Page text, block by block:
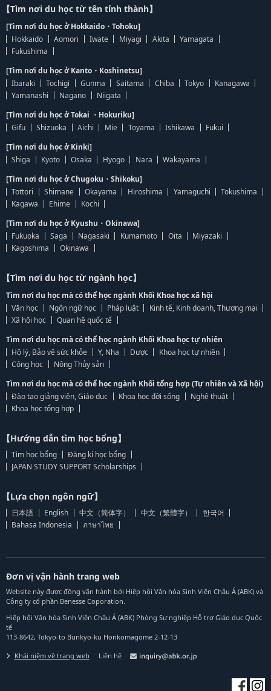
【Tìm nơi du học từ tên tỉnh thành】
[Tìm nơi du học ở Hokkaido・Tohoku]
Hokkaido
Aomori Iwate Miyagi Akita
Yamagata
Fukushima
[Tìm nơi du học ở Kanto・Koshinetsu]
Ibaraki
Tochigi Gunma Saitama Chiba Tokyo
Kanagawa
Yamanashi
Nagano
Niigata
[Tìm nơi du học ở Tokai ・Hokuriku]
Gifu
Shizuoka Aichi Mie Toyama Ishikawa
Fukui
[Tìm nơi du học ở Kinki]
Shiga
Kyoto Osaka Hyogo Nara
Wakayama
[Tìm nơi du học ở Chugoku・Shikoku]
Tottori
Shimane Okayama Hiroshima Yamaguchi
Tokushima
Kagawa
Ehime
Kochi
[Tìm nơi du học ở Kyushu・Okinawa]
Fukuoka
Saga Nagasaki Kumamoto Oita
Miyazaki
Kagoshima
Okinawa
【Tìm nơi du học từ ngành học】
Tìm nơi du học mà có thể học ngành Khối Khoa học xã hội
Văn học
Ngôn ngữ học Pháp luật
Kinh tế, Kinh doanh, Thương mại
Xã hội học
Quan hệ quốc tế
Tìm nơi du học mà có thể học ngành Khối Khoa học tự nhiên
Hộ lý, Bảo vệ sức khỏe
Y, Nha Dược
Khoa học tự nhiên
Công học
Nông Thủy sản
Tìm nơi du học mà có thể học ngành Khối tổng hợp (Tự nhiên và Xã hội)
Đào tạo giảng viên, Giáo dục
Khoa học đời sống
Nghệ thuật
Khoa học tổng hợp
【Hướng dẫn tìm học bổng】
Tìm học bổng
Đăng kí học bổng
JAPAN STUDY SUPPORT Scholarships
【Lựa chọn ngôn ngữ】
日本語 English 中文（简体字） 中文（繁體字）
한국어
Bahasa Indonesia
ภาษาไทย
Đơn vị vận hành trang web
Website này được đồng vận hành bởi Hiệp hội Văn hóa Sinh Viên Châu Á (ABK) và
Công ty cổ phần Benesse Coporation.
Hiệp hội Văn hóa Sinh Viên Châu Á (ABK) Phòng Sự nghiệp Hỗ trợ Giáo dục Quốc
tế
113-8642, Tokyo-to Bunkyo-ku Honkomagome 2-12-13
Khái niệm về trang web Liên hệ